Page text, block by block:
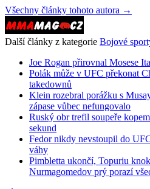
Všechny články tohoto autora →
Další články z kategorie Bojové
Joe Rogan přirovnal Mosese
Polák může v UFC překonat
takedownů
Klein rozebral porážku s
zápase vůbec nefungovalo
Ruský obr trefil soupeře
sekund
Fedor nikdy nevstoupil do
váhy
Pimbletta ukončí, Topuriu
Nurmagomedov prý porazí